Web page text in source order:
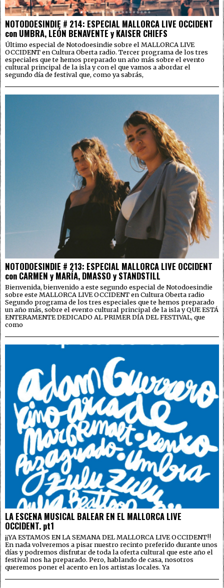
NOTODOESINDIE # 214: ESPECIAL MALLORCA LIVE OCCIDENT
con UMBRA, LEÓN BENAVENTE y KAISER CHIEFS
Último especial de Notodoesindie sobre el MALLORCA LIVE
OCCIDENT en Cultura Oberta radio. Tercer programa de los tres
especiales que te hemos preparado un año más sobre el evento
cultural principal de la isla y con el que vamos a abordar el
segundo día de festival que, como ya sabrás,
NOTODOESINDIE # 213: ESPECIAL MALLORCA LIVE OCCIDENT
con CARMEN y MARÍA, DMASSO y STANDSTILL
Bienvenida, bienvenido a este segundo especial de Notodoesindie
sobre este MALLORCA LIVE OCCIDENT en Cultura Oberta radio
Segundo programa de los tres especiales que te hemos preparado
un año más, sobre el evento cultural principal de la isla y QUE ESTÁ
ENTERAMENTE DEDICADO AL PRIMER DÍA DEL FESTIVAL, que
como
LA ESCENA MUSICAL BALEAR EN EL MALLORCA LIVE
OCCIDENT. pt1
¡¡YA ESTAMOS EN LA SEMANA DEL MALLORCA LIVE OCCIDENT!!
En nada volveremos a pisar nuestro recinto preferido durante unos
días y podremos disfrutar de toda la oferta cultural que este año el
festival nos ha preparado. Pero, hablando de casa, nosotros
queremos poner el acento en los artistas locales. Ya